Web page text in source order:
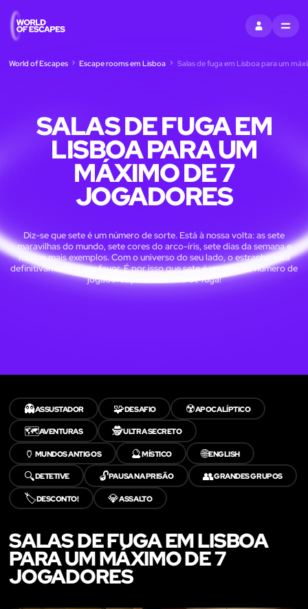
ENTRARMENU
World of Escapes Escape rooms em Lisboa Salas de fuga em Lisboa para um
SALAS DE FUGA EM
LISBOA PARA UM
MÁXIMO DE 7
JOGADORES
Diz-se que sete é um número de sorte. Está à nossa volta: as sete
maravilhas do mundo, sete cores do arco-íris, sete dias da semana e
muitos mais exemplos. Com o universo do seu lado, o estranho está
definitivamente a seu favor. É por isso que sete é um grande número de
jogadores para uma sala de fuga!
👻ASSUSTADOR 🧩DESAFIO ☢️APOCALÍPTICO
🗺️AVENTURAS 🕵️ULTRA SECRETO
🏺 MUNDOS ANTIGOS 🔮MÍSTICO 🌐ENGLISH
🔍DETETIVE 🔓PAUSA NA PRISÃO 👥GRANDES GRUPOS
🏷️DESCONTO! 💎ASSALTO
SALAS DE FUGA EM LISBOA
PARA UM MÁXIMO DE 7
JOGADORES